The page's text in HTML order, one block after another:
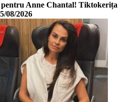
Anne Chantal!
5/08/2026